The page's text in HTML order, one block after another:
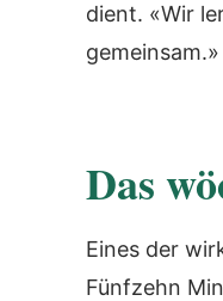
dient. «Wir
Das
Eines der
Fünfzehn